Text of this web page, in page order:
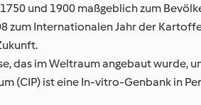
und 1900 maßgeblich zum
zum Internationalen Jahr der
das im Weltraum angebaut wurde,
(CIP) ist eine In-vitro-Genbank in